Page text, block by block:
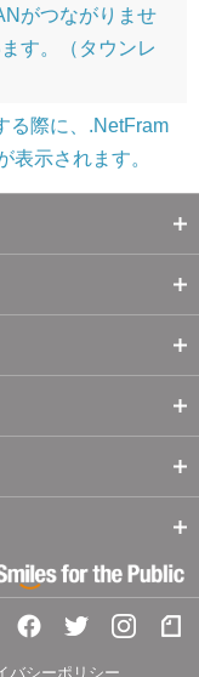
がつながりませ
す。（タウンレ
る際に、.NetFram
表示されます。
バシーポリシー